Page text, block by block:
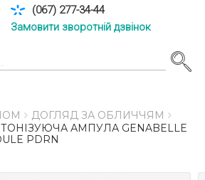
(067) 277-34-44
Замовити зворотній дзвінок
ДОГЛЯД ЗА ОБЛИЧЧЯМ
ТОНІЗУЮЧА АМПУЛА GENABELLE
PDRN